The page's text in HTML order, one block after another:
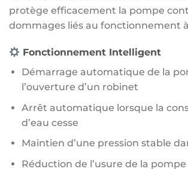
protège efficacement la pompe
dommages liés au fonctionnement
Fonctionnement Intelligent
Démarrage automatique de la
l’ouverture d’un robinet
Arrêt automatique lorsque la
d’eau cesse
Maintien d’une pression stable
Réduction de l’usure de la pompe